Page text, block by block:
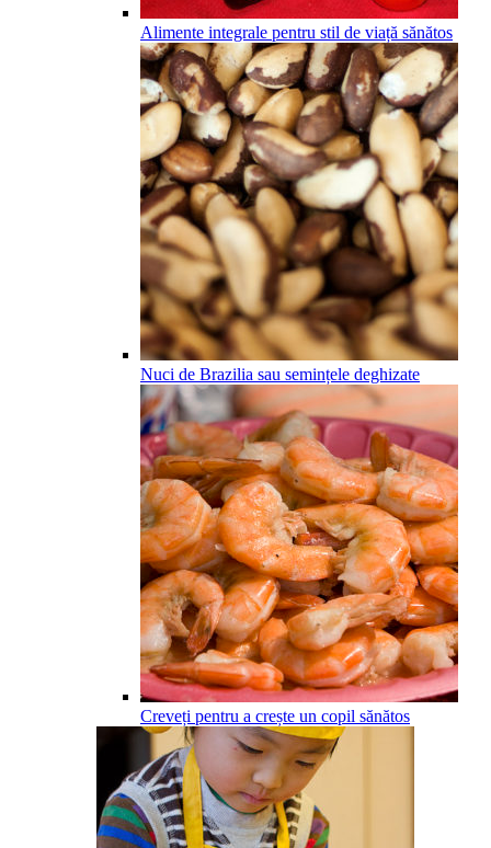
Alimente integrale pentru stil de viață sănătos
Nuci de Brazilia sau semințele deghizate
Creveți pentru a crește un copil sănătos